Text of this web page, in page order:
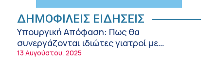
Ειρήνη Ζίγκιρη (Ερρίκος Ντυνάν): H θερμική
καταπόνηση στους ηλικιωμένους
εργαζόμενους
6:11 πμ
Σύσκεψη στον ΕΟΦ για την ομαλή
ΔΗΜΟΦΙΛΕΙΣ ΕΙΔΗΣΕΙΣ
Υπουργική Απόφαση: Πως θα
συνεργάζονται ιδιώτες γιατροί με
νοσοκομεία του δημοσίου συστήματος
13 Αυγούστου, 2025